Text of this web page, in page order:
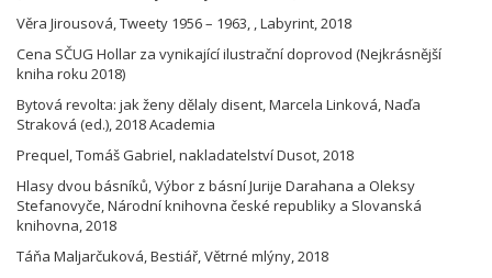
Věra Jirousová, Tweety 1956 – 1963, , Labyrint, 2018
Cena SČUG Hollar za vynikající ilustrační doprovod (Nejkrásnější
kniha roku 2018)
Bytová revolta: jak ženy dělaly disent, Marcela Linková, Naďa
Straková (ed.), 2018 Academia
Prequel, Tomáš Gabriel, nakladatelství Dusot, 2018
Hlasy dvou básníků, Výbor z básní Jurije Darahana a Oleksy
Stefanovyče, Národní knihovna české republiky a Slovanská
knihovna, 2018
Táňa Maljarčuková, Bestiář, Větrné mlýny, 2018